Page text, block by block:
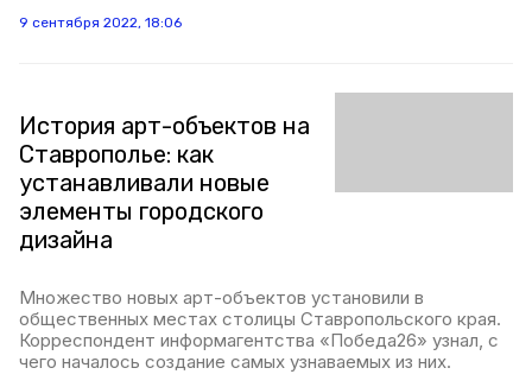
9 сентября 2022, 18:06
История арт-объектов на
Ставрополье: как
устанавливали новые
элементы городского
дизайна
Множество новых арт-объектов установили в
общественных местах столицы Ставропольского края.
Корреспондент информагентства «Победа26» узнал, с
чего началось создание самых узнаваемых из них.